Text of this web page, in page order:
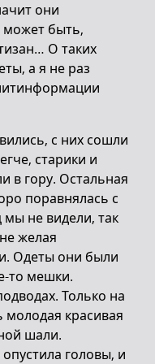
они
может быть,
О таких
а я не раз
с них сошли
старики и
в гору. Остальная
поравнялась с
не видели, так
желая
Одеты они были
то мешки.
Только на
молодая красивая
шали.
головы, и